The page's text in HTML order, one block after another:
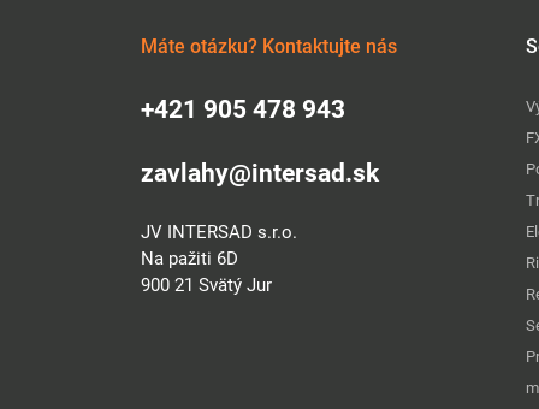
Máte otázku? Kontaktujte nás
+421 905 478 943
zavlahy@intersad.sk
JV INTERSAD s.r.o.
Na pažiti 6D
900 21 Svätý Jur